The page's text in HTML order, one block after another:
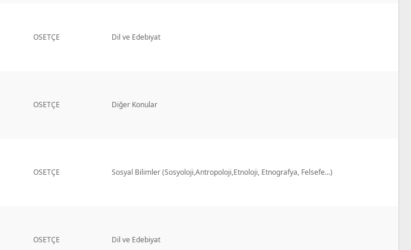
OSETÇE Dil ve Edebiyat
OSETÇE Diğer Konular
OSETÇE Sosyal Bilimler (Sosyoloji,Antropoloji,Etnoloji, Etnografya, Felsefe...)
OSETÇE Dil ve Edebiyat